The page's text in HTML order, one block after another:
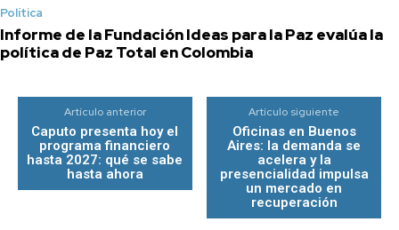
Política
Informe de la Fundación Ideas para la Paz evalúa la
política de Paz Total en Colombia
Artículo anterior
Caputo presenta hoy el
programa financiero
hasta 2027: qué se sabe
hasta ahora
Artículo siguiente
Oficinas en Buenos
Aires: la demanda se
acelera y la
presencialidad impulsa
un mercado en
recuperación